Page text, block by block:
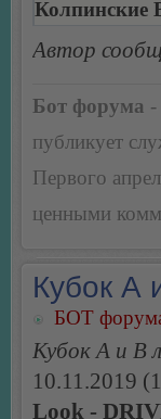
Колпинские
Автор
Бот форума -
публикует
Первого
ценными
Кубок А
БОТ
Кубок А и В
10.11.2019
Look -